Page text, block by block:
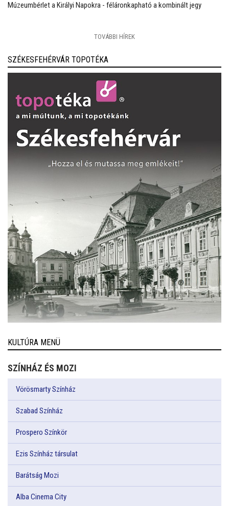
Múzeumbérlet a Királyi Napokra - féláronkapható a kombinált jegy
TOVÁBBI HÍREK
SZÉKESFEHÉRVÁR TOPOTÉKA
KULTÚRA MENÜ
SZÍNHÁZ ÉS MOZI
Vörösmarty Színház
Szabad Színház
Prospero Színkör
Ezis Színház társulat
Barátság Mozi
Alba Cinema City